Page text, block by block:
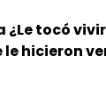
¿Le tocó
hicieron